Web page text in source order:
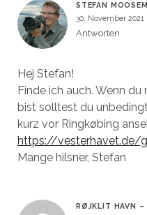
STEFAN
30. November 2021
Antworten
Hej Stefan!
Finde ich auch. Wenn
bist solltest du
kurz vor Ringkøbing
https://vesterhavet.de/
Mange hilsner, Stefan
RØJKLIT HAVN –